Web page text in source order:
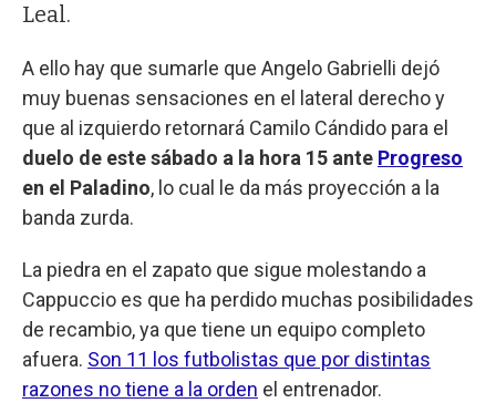
Leal.
A ello hay que sumarle que Angelo Gabrielli dejó
muy buenas sensaciones en el lateral derecho y
que al izquierdo retornará Camilo Cándido para el
duelo de este sábado a la hora 15 ante Progreso
en el Paladino, lo cual le da más proyección a la
banda zurda.
La piedra en el zapato que sigue molestando a
Cappuccio es que ha perdido muchas posibilidades
de recambio, ya que tiene un equipo completo
afuera. Son 11 los futbolistas que por distintas
razones no tiene a la orden el entrenador.